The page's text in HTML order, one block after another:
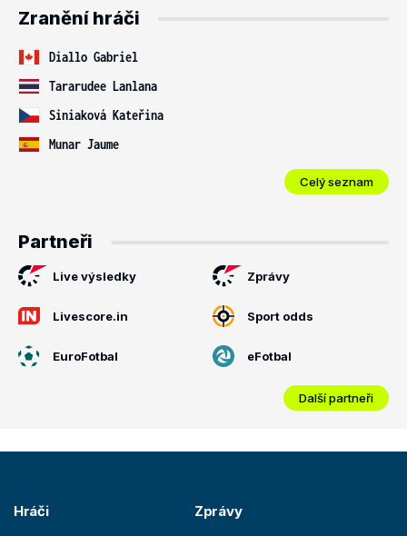
Zranění hráči
Diallo Gabriel
Tararudee Lanlana
Siniaková Kateřina
Munar Jaume
Celý seznam
Partneři
Live výsledky Zprávy
Livescore.in Sport odds
EuroFotbal eFotbal
Další partneři
Hráči Zprávy